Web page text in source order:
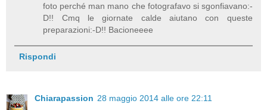
foto perché man mano che fotografavo si sgonfiavano:-
D!! Cmq le giornate calde aiutano con queste
preparazioni:-D!! Bacioneeee
Rispondi
Chiarapassion 28 maggio 2014 alle ore 22:11